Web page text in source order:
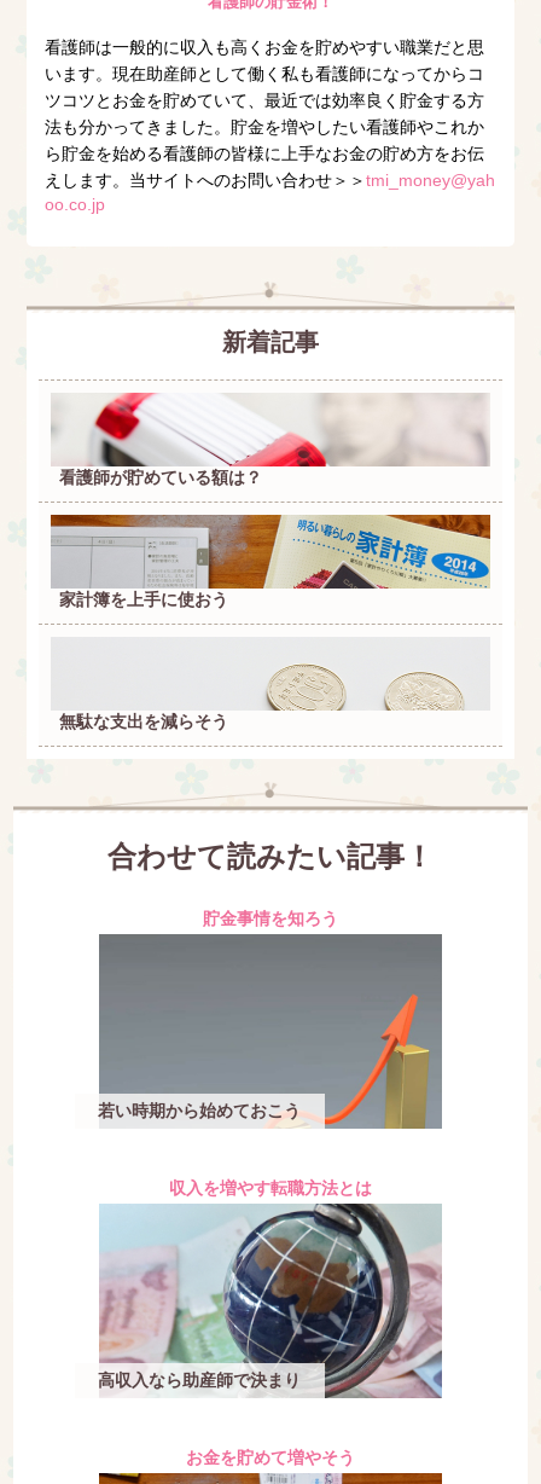
看護師は一般的に収入も高くお金を貯めやすい職業だと思
います。現在助産師として働く私も看護師になってからコ
ツコツとお金を貯めていて、最近では効率良く貯金する方
法も分かってきました。貯金を増やしたい看護師やこれか
ら貯金を始める看護師の皆様に上手なお金の貯め方をお伝
えします。当サイトへのお問い合わせ＞＞tmi_money@yah
oo.co.jp
新着記事
看護師が貯めている額は？
家計簿を上手に使おう
無駄な支出を減らそう
合わせて読みたい記事！
貯金事情を知ろう
若い時期から始めておこう
収入を増やす転職方法とは
高収入なら助産師で決まり
お金を貯めて増やそう